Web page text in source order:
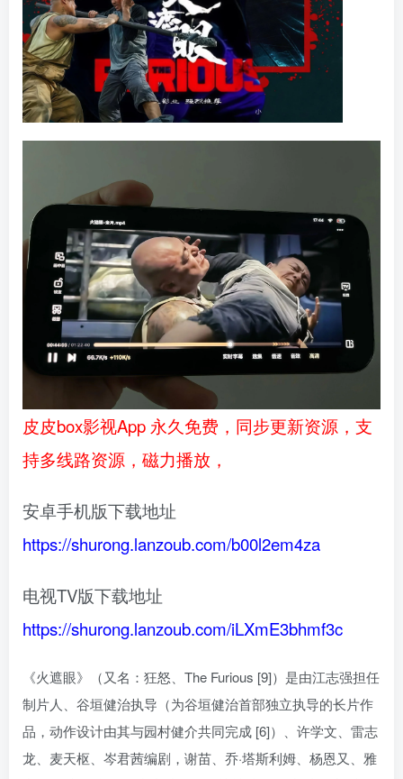
皮皮box影视App 永久免费，同步更新资源，支
持多线路资源，磁力播放，
安卓手机版下载地址
https://shurong.lanzoub.com/b00l2em4za
电视TV版下载地址
https://shurong.lanzoub.com/iLXmE3bhmf3c
《火遮眼》（又名：狂怒、The Furious [9]）是由江志强担任
制片人、谷垣健治执导（为谷垣健治首部独立执导的长片作
品，动作设计由其与园村健介共同完成 [6]）、许学文、雷志
龙、麦天枢、岑君茜编剧，谢苗、乔·塔斯利姆、杨恩又、雅